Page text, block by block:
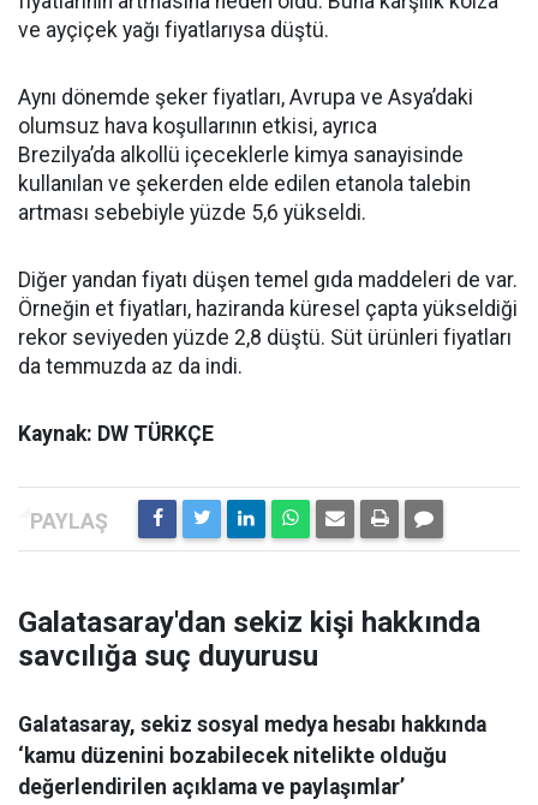
ve ayçiçek yağı fiyatlarıysa düştü.
Aynı dönemde şeker fiyatları, Avrupa ve Asya’daki
olumsuz hava koşullarının etkisi, ayrıca
Brezilya’da alkollü içeceklerle kimya sanayisinde
kullanılan ve şekerden elde edilen etanola talebin
artması sebebiyle yüzde 5,6 yükseldi.
Diğer yandan fiyatı düşen temel gıda maddeleri de var.
Örneğin et fiyatları, haziranda küresel çapta yükseldiği
rekor seviyeden yüzde 2,8 düştü. Süt ürünleri fiyatları
da temmuzda az da indi.
Kaynak: DW TÜRKÇE
Galatasaray'dan sekiz kişi hakkında
savcılığa suç duyurusu
Galatasaray, sekiz sosyal medya hesabı hakkında
‘kamu düzenini bozabilecek nitelikte olduğu
değerlendirilen açıklama ve paylaşımlar’